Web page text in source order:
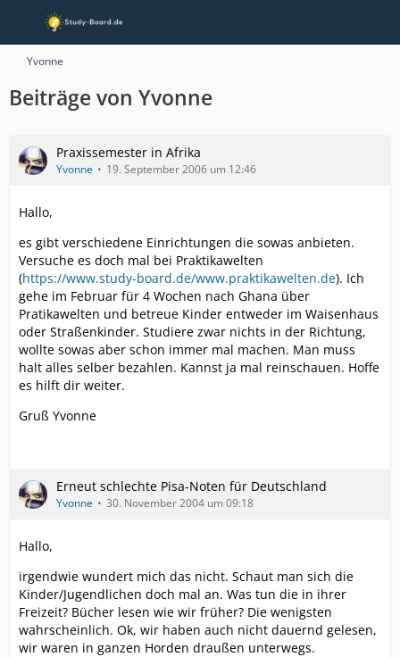
Yvonne
Beiträge von Yvonne
Praxissemester in Afrika
Yvonne 19. September 2006 um 12:46
Hallo,
es gibt verschiedene Einrichtungen die sowas anbieten.
Versuche es doch mal bei Praktikawelten
(https://www.study-board.de/www.praktikawelten.de). Ich
gehe im Februar für 4 Wochen nach Ghana über
Pratikawelten und betreue Kinder entweder im Waisenhaus
oder Straßenkinder. Studiere zwar nichts in der Richtung,
wollte sowas aber schon immer mal machen. Man muss
halt alles selber bezahlen. Kannst ja mal reinschauen. Hoffe
es hilft dir weiter.
Gruß Yvonne
Erneut schlechte Pisa-Noten für Deutschland
Yvonne 30. November 2004 um 09:18
Hallo,
irgendwie wundert mich das nicht. Schaut man sich die
Kinder/Jugendlichen doch mal an. Was tun die in ihrer
Freizeit? Bücher lesen wie wir früher? Die wenigsten
wahrscheinlich. Ok, wir haben auch nicht dauernd gelesen,
wir waren in ganzen Horden draußen unterwegs.